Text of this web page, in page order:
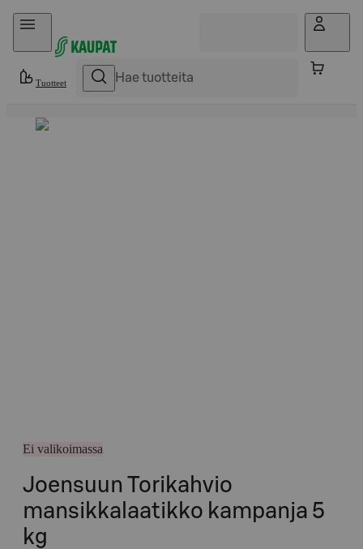
Hyppää sisältöön
Tuotteet
Ei valikoimassa
Joensuun Torikahvio
mansikkalaatikko kampanja 5
kg